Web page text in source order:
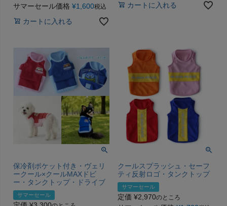
サマーセール価格 ¥1,600税込
カートに入れる
カートに入れる
保冷剤ポケット付き・ヴェリ
ークール×クールMAXドビ
ー・タンクトップ・ドライブ
サマーセール
クールスプラッシュ・セーフ
ティ反射ロゴ・タンクトップ
サマーセール
定価 ¥2,970のところ